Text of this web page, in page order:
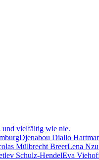
und vielfältig wie nie.
Djenabou Diallo
Mülbrecht BreerLena
Schulz-HendelEva